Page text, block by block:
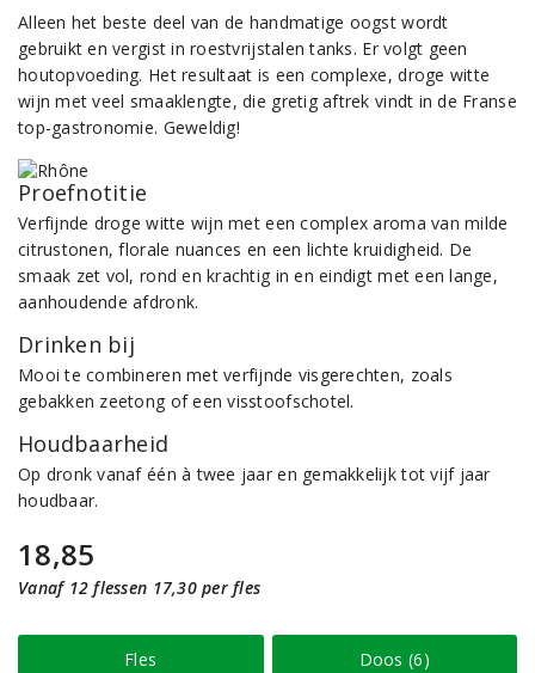
Alleen het beste deel van de handmatige oogst wordt
gebruikt en vergist in roestvrijstalen tanks. Er volgt geen
houtopvoeding. Het resultaat is een complexe, droge witte
wijn met veel smaaklengte, die gretig aftrek vindt in de Franse
top-gastronomie. Geweldig!
Proefnotitie
Verfijnde droge witte wijn met een complex aroma van milde
citrustonen, florale nuances en een lichte kruidigheid. De
smaak zet vol, rond en krachtig in en eindigt met een lange,
aanhoudende afdronk.
Drinken bij
Mooi te combineren met verfijnde visgerechten, zoals
gebakken zeetong of een visstoofschotel.
Houdbaarheid
Op dronk vanaf één à twee jaar en gemakkelijk tot vijf jaar
houdbaar.
18,85
Vanaf 12 flessen 17,30 per fles
Fles Doos (6)